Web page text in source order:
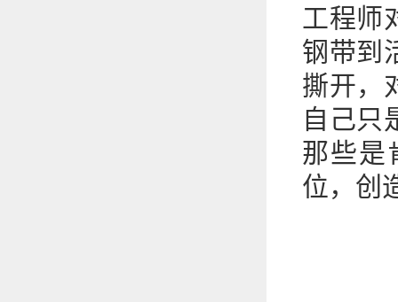
工程师
钢带到
撕开，
自己只
那些是
位，创